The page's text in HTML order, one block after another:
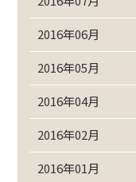
2016年06月
2016年05月
2016年04月
2016年02月
2016年01月